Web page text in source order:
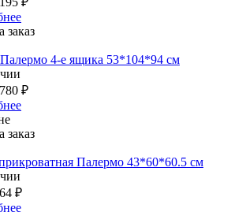
заказ
4-е ящика 53*104*94 см
₽
заказ
Палермо 43*60*60.5 см
₽